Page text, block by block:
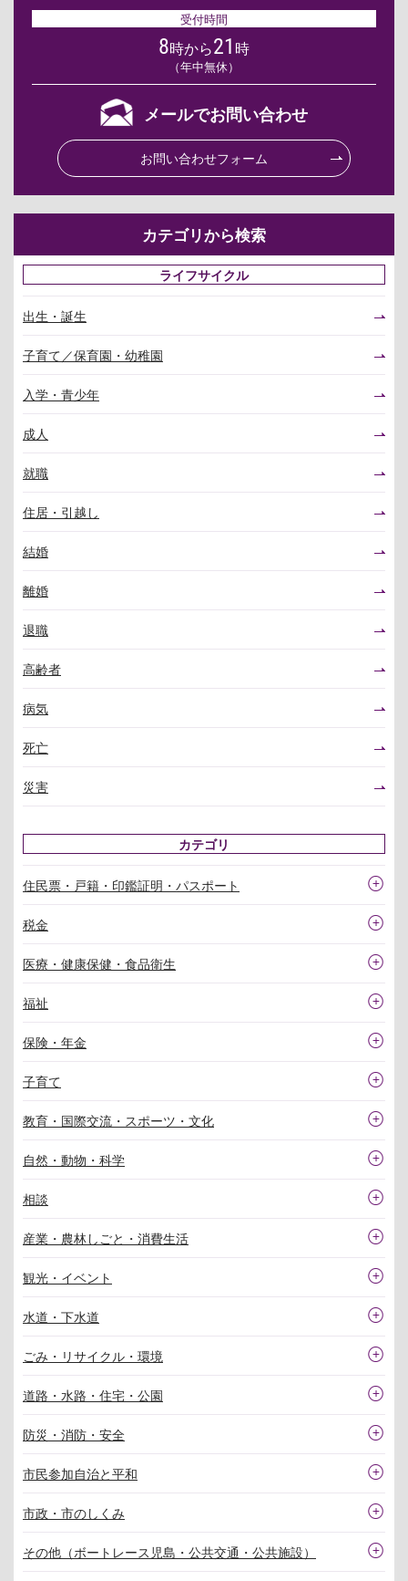
受付時間
8時から21 時
（年中無休）
メールでお問い合わせ
お問い合わせフォーム
カテゴリから検索
ライフサイクル
出生・誕生
子育て／保育園・幼稚園
入学・青少年
成人
就職
住居・引越し
結婚
離婚
退職
高齢者
病気
死亡
災害
カテゴリ
住民票・戸籍・印鑑証明・パスポート
税金
医療・健康保健・食品衛生
福祉
保険・年金
子育て
教育・国際交流・スポーツ・文化
自然・動物・科学
相談
産業・農林しごと・消費生活
観光・イベント
水道・下水道
ごみ・リサイクル・環境
道路・水路・住宅・公園
防災・消防・安全
市民参加自治と平和
市政・市のしくみ
その他（ボートレース児島・公共交通・公共施設）